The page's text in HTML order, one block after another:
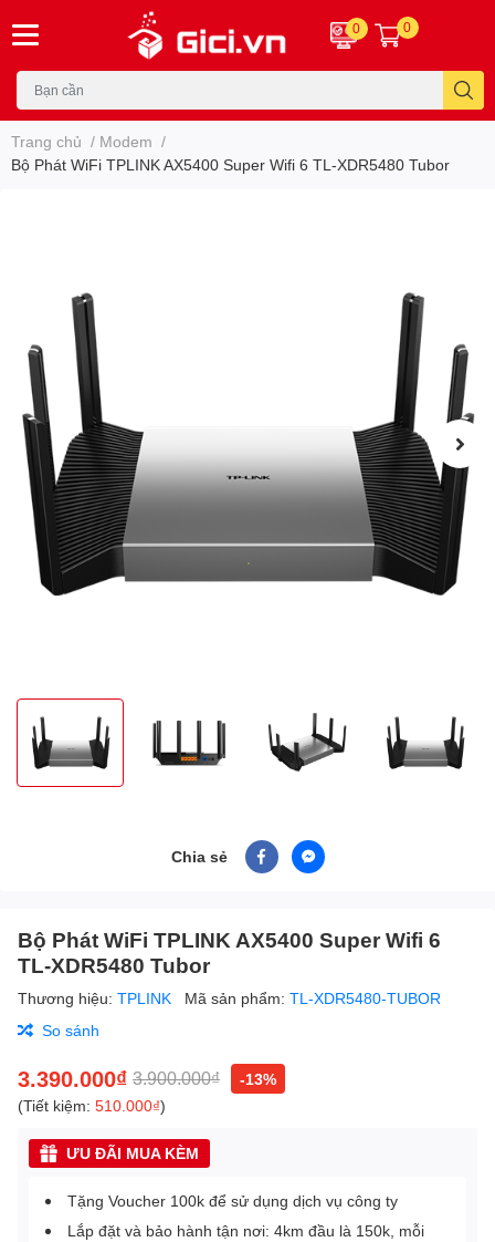
0 0
Trang chủ / Modem /
Bộ Phát WiFi TPLINK AX5400 Super Wifi 6 TL-XDR5480 Tubor
Chia sẻ
Bộ Phát WiFi TPLINK AX5400 Super Wifi 6
TL-XDR5480 Tubor
Thương hiệu: TPLINK Mã sản phẩm: TL-XDR5480-TUBOR
So sánh
3.390.000₫ 3.900.000₫
-13%
(Tiết kiệm: 510.000₫)
ƯU ĐÃI MUA KÈM
Tặng Voucher 100k để sử dụng dịch vụ công ty
Lắp đặt và bảo hành tận nơi: 4km đầu là 150k, mỗi